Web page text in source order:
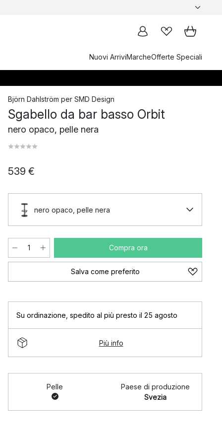
Nuovi ArriviMarcheOfferte Speciali
Björn Dahlström per SMD Design
Sgabello da bar basso Orbit
nero opaco, pelle nera
539 €
nero opaco, pelle nera
Compra ora
Salva come preferito
Su ordinazione spedito al più presto il 25 agosto
Più info
Pelle
Paese di produzione
Svezia